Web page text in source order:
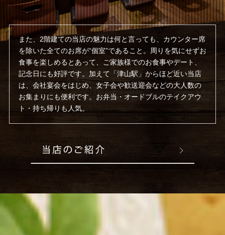
また、2階建ての当店の魅力は何と言っても、カウンター席
を除いた全てのお席が“個室”であること。周りを気にせずお
食事を楽しめるとあって、ご家族様でのお食事やデート、
記念日にも好評です。加えて「津山駅」からほど近い当店
は、会社宴会をはじめ、女子会や歓送迎会などの大人数の
お集まりにも便利です。お弁当・オードブルのテイクアウ
ト・持ち帰りも人気。